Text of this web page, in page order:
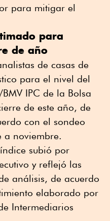
para mitigar el
para
de año
de casas de
para el nivel del
IPC de la Bolsa
de este año, de
con el sondeo
a noviembre.
subió por
y reflejó las
análisis, de acuerdo
elaborado por
Intermediarios